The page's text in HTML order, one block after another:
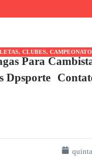
CLUBES,
Para
Dpsporte